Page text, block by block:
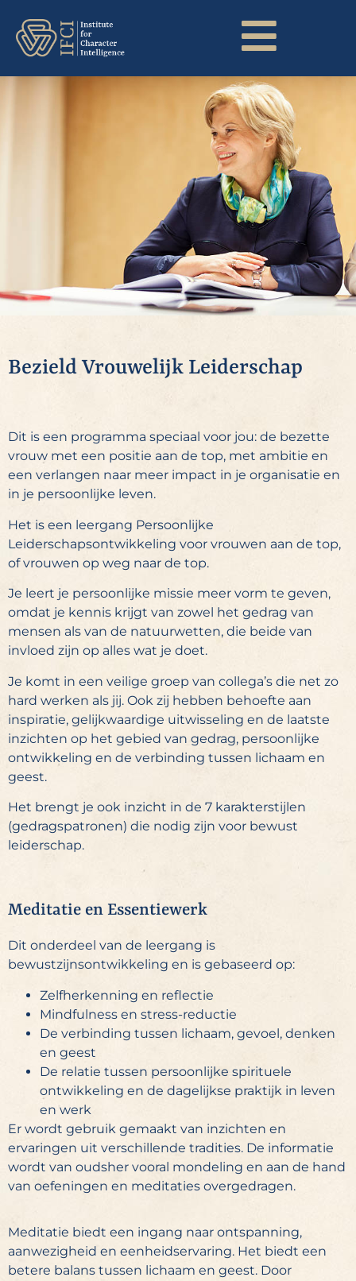
Bezield Vrouwelijk Leiderschap
Dit is een programma speciaal voor jou: de bezette
vrouw met een positie aan de top, met ambitie en
een verlangen naar meer impact in je organisatie en
in je persoonlijke leven.
Het is een leergang Persoonlijke
Leiderschapsontwikkeling voor vrouwen aan de top,
of vrouwen op weg naar de top.
Je leert je persoonlijke missie meer vorm te geven,
omdat je kennis krijgt van zowel het gedrag van
mensen als van de natuurwetten, die beide van
invloed zijn op alles wat je doet.
Je komt in een veilige groep van collega’s die net zo
hard werken als jij. Ook zij hebben behoefte aan
inspiratie, gelijkwaardige uitwisseling en de laatste
inzichten op het gebied van gedrag, persoonlijke
ontwikkeling en de verbinding tussen lichaam en
geest.
Het brengt je ook inzicht in de 7 karakterstijlen
(gedragspatronen) die nodig zijn voor bewust
leiderschap.
Meditatie en Essentiewerk
Dit onderdeel van de leergang is
bewustzijnsontwikkeling en is gebaseerd op:
Zelfherkenning en reflectie
Mindfulness en stress-reductie
De verbinding tussen lichaam, gevoel, denken
en geest
De relatie tussen persoonlijke spirituele
ontwikkeling en de dagelijkse praktijk in leven
en werk
Er wordt gebruik gemaakt van inzichten en
ervaringen uit verschillende tradities. De informatie
wordt van oudsher vooral mondeling en aan de hand
van oefeningen en meditaties overgedragen.
Meditatie biedt een ingang naar ontspanning,
aanwezigheid en eenheidservaring. Het biedt een
betere balans tussen lichaam en geest. Door